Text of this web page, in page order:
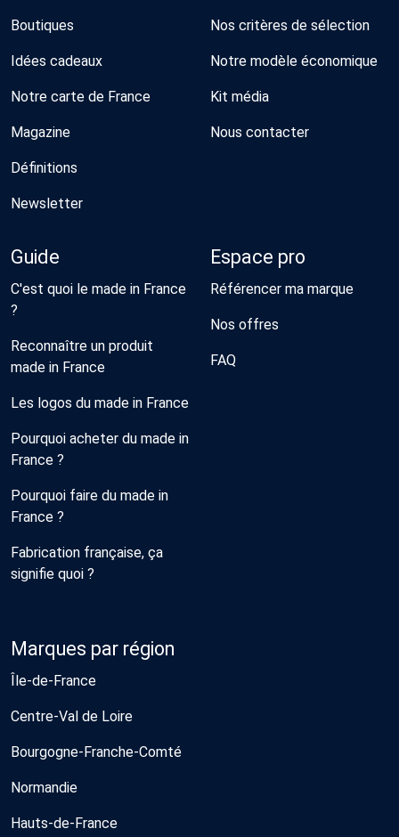
Boutiques
Idées cadeaux
Notre carte de France
Magazine
Définitions
Newsletter
Nos critères de sélection
Notre modèle économique
Kit média
Nous contacter
Guide
C'est quoi le made in France
?
Reconnaître un produit
made in France
Les logos du made in France
Pourquoi acheter du made in
France ?
Pourquoi faire du made in
France ?
Fabrication française, ça
signifie quoi ?
Espace pro
Référencer ma marque
Nos offres
FAQ
Marques par région
Île-de-France
Centre-Val de Loire
Bourgogne-Franche-Comté
Normandie
Hauts-de-France